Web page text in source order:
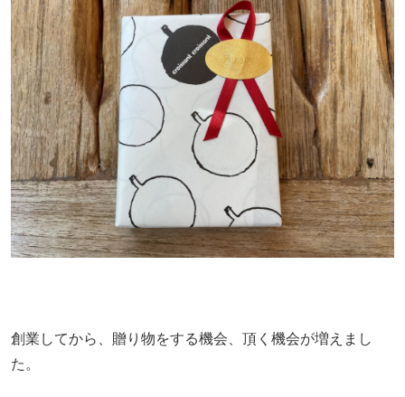
創業してから、贈り物をする機会、頂く機会が増えまし
た。